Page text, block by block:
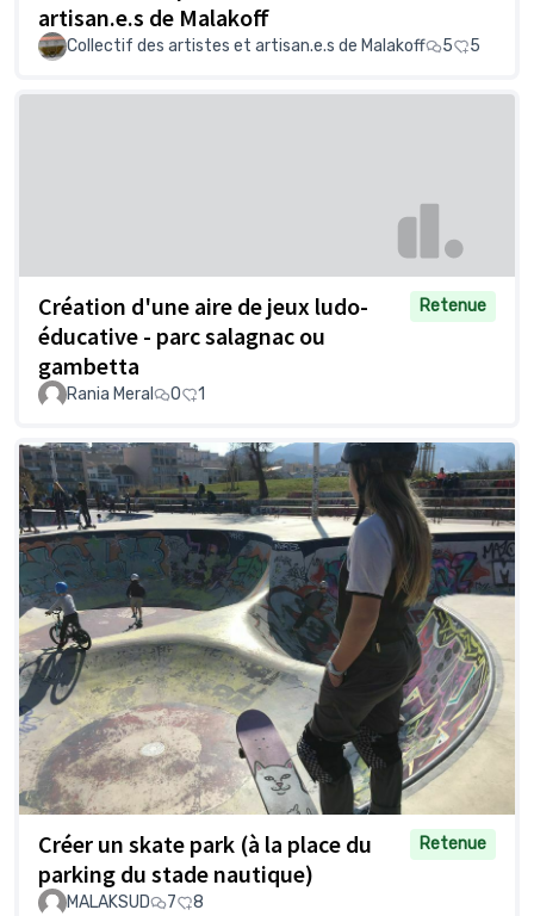
artisan.e.s de Malakoff
Collectif des artistes et artisan.e.s de Malakoff 5 5
Création d'une aire de jeux ludo-
éducative - parc salagnac ou
gambetta
Retenue
Rania Meral 0 1
Créer un skate park (à la place du
parking du stade nautique)
Retenue
MALAKSUD 7 8